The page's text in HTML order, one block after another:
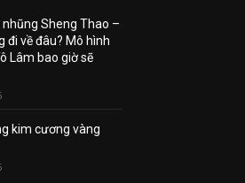
Sheng Thao –
đi về đâu? Mô hình
Lâm bao giờ sẽ
kim cương vàng